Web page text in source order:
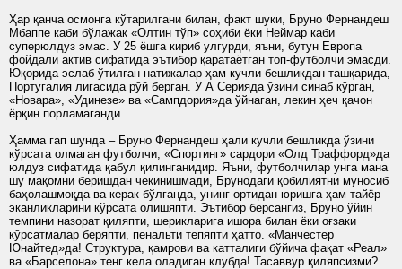
Ҳар қанча осмонга кўтарилгани билан, факт шуки, Бруно Фернандеш
Мбаппе каби бўлажак «Олтин тўп» соҳиби ёки Неймар каби
суперюлдуз эмас. У 25 ёшга кириб улгурди, яъни, бутун Европа
фойдали актив сифатида эътибор қаратаётган топ-футболчи эмасди.
Юқорида эслаб ўтилган натижалар ҳам кучли бешликдан ташқарида,
Португалия лигасида рўй берган. У А Серияда ўзини синаб кўрган,
«Новара», «Удинезе» ва «Сампдория»да ўйнаган, лекин ҳеч қачон
ёрқин порламаганди.
Ҳамма гап шунда – Бруно Фернандеш ҳали кучли бешликда ўзини
кўрсата олмаган футболчи, «Спортинг» сардори «Олд Траффорд»да
юлдуз сифатида қабул қилинганидир. Яъни, футболчилар унга мана
шу мақомни беришдан чекинишмади, Брунодаги қобилиятни муносиб
баҳолашмоқда ва керак бўлганда, унинг ортидан юришга ҳам тайёр
эканликларини кўрсата олишяпти. Эътибор берсангиз, Бруно ўйин
темпини назорат қиляпти, шерикларига ишора билан ёки оғзаки
кўрсатмалар беряпти, пенальти тепяпти ҳатто. «Манчестер
Юнайтед»да! Структура, қамрови ва катталиги бўйича фақат «Реал»
ва «Барселона» тенг кела оладиган клубда! Тасаввур қиляпсизми?